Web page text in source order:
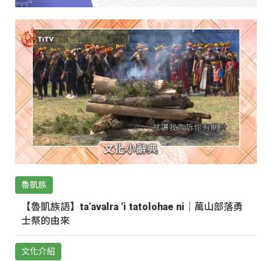
魯凱族
【魯凱族語】ta‘avalra ‘i tatolohae ni｜萬山部落勇
士祭的由來
文化介紹